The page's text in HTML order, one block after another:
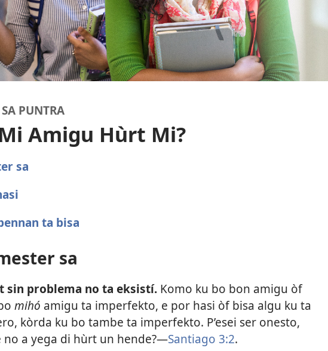
PUNTRA
Amigu Hùrt Mi?
sa
ta bisa
sa
sin problema no ta eksistí.Komo ku bo bon amigu òf
mihó amigu ta imperfekto, e por hasi òf bisa algu ku ta
kòrda ku bo tambe ta imperfekto. P’esei ser onesto,
no a yega di hùrt un hende?​—Santiago 3:2.